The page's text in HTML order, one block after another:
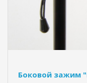
Боковой зажим